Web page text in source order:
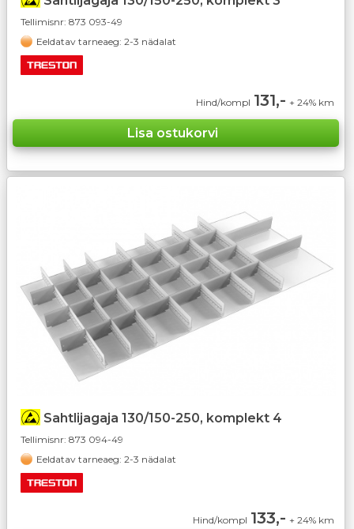
Tellimisnr: 873 093-49
Eeldatav tarneaeg: 2-3 nädalat
Hind/kompl 131,- + 24% km
Sahtlijagaja 130/150-250, komplekt 4
Tellimisnr: 873 094-49
Eeldatav tarneaeg: 2-3 nädalat
Hind/kompl 133,- + 24% km